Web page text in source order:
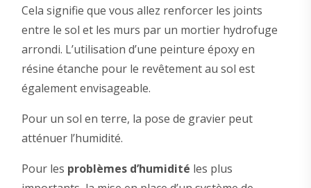
Cela signifie que vous allez renforcer les joints
entre le sol et les murs par un mortier hydrofuge
arrondi. L’utilisation d’une peinture époxy en
résine étanche pour le revêtement au sol est
également envisageable.
Pour un sol en terre, la pose de gravier peut
atténuer l’humidité.
Pour les problèmes d’humidité les plus